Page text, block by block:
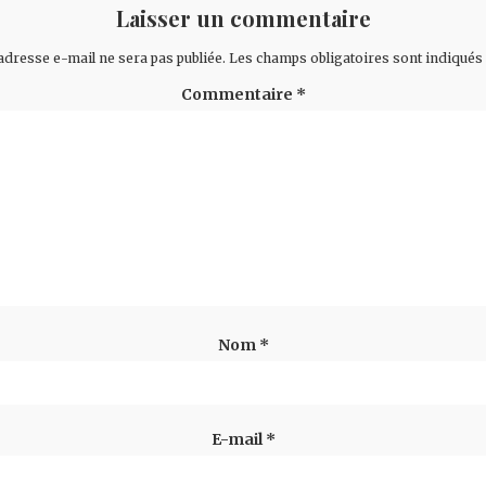
Laisser un commentaire
e-mail ne sera pas publiée. Les champs obligatoires sont indiqués
Commentaire *
Nom *
E-mail *